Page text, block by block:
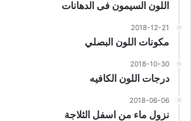
اللون السيمون فى الدهانات
2018-12-21
مكونات اللون البصلي
2018-10-30
درجات اللون الكافيه
2018-06-06
نزول ماء من اسفل الثلاجة